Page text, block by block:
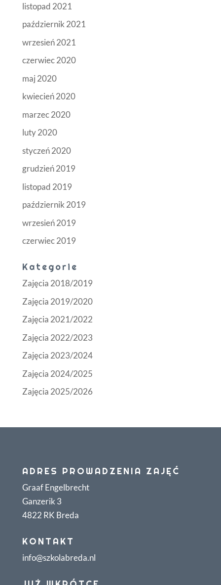
listopad 2021
październik 2021
wrzesień 2021
czerwiec 2020
maj 2020
kwiecień 2020
marzec 2020
luty 2020
styczeń 2020
grudzień 2019
listopad 2019
październik 2019
wrzesień 2019
czerwiec 2019
Kategorie
Zajęcia 2018/2019
Zajęcia 2019/2020
Zajęcia 2021/2022
Zajęcia 2022/2023
Zajęcia 2023/2024
Zajęcia 2024/2025
Zajęcia 2025/2026
ADRES PROWADZENIA ZAJĘĆ
Graaf Engelbrecht
Ganzerik 3
4822 RK Breda
KONTAKT
info@szkolabreda.nl